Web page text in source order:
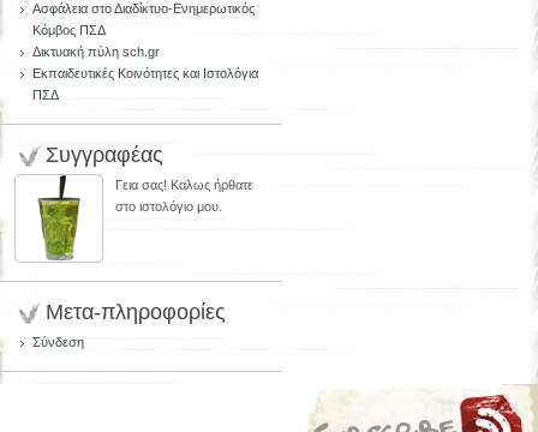
Ασφάλεια στο Διαδίκτυο-Ενημερωτικός
Κόμβος ΠΣΔ
Δικτυακή πύλη sch.gr
Εκπαιδευτικές Κοινότητες και Ιστολόγια
ΠΣΔ
Συγγραφέας
Γεια σας! Καλως ήρθατε
στο ιστολόγιο μου.
Μετα-πληροφορίες
Σύνδεση